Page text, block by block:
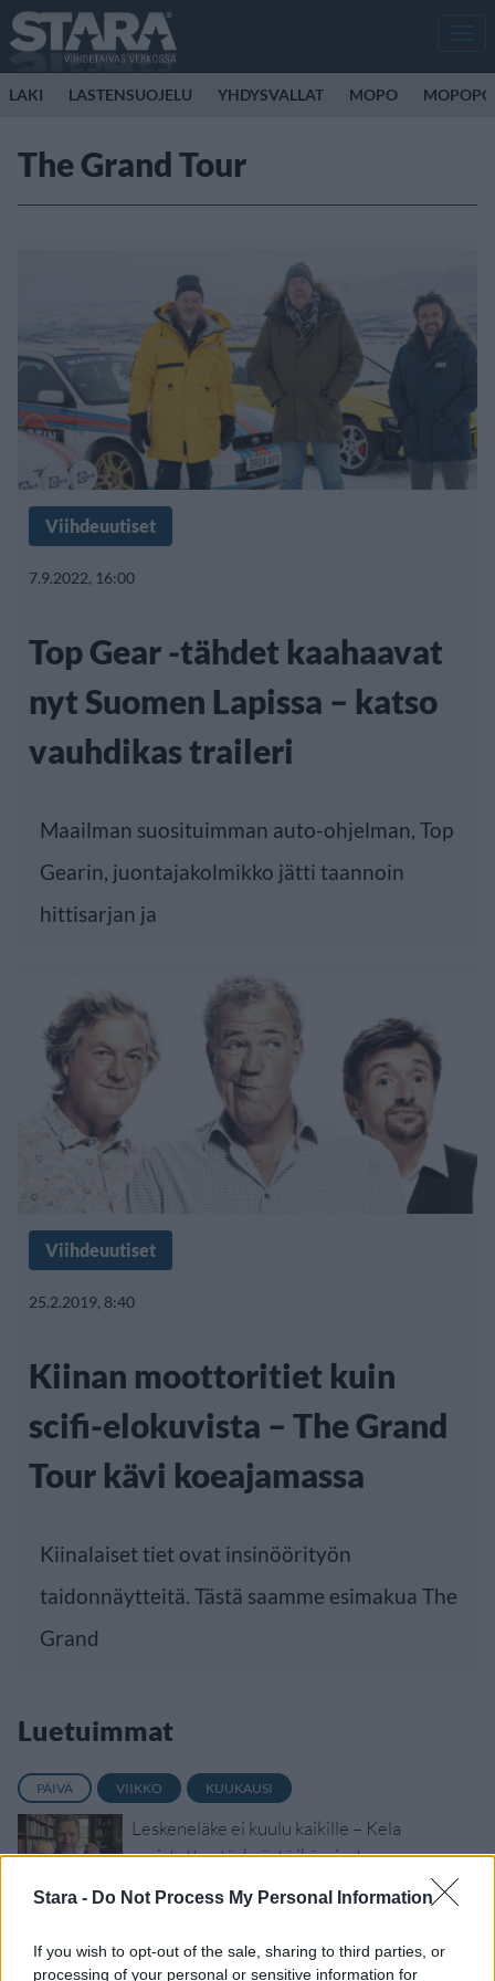
Stara - Do Not Process My Personal Information
If you wish to opt-out of the sale, sharing to third parties, or
processing of your personal or sensitive information for
LAKI LASTENSUOJELU YHDYSVALLAT MOPO
The Grand Tour
Viihdeuutiset
7.9.2022, 16:00
Top Gear -tähdet kaahaavat
nyt Suomen Lapissa – katso
vauhdikas traileri
Maailman suosituimman auto-ohjelman, Top
Gearin, juontajakolmikko jätti taannoin
hittisarjan ja
Viihdeuutiset
25.2.2019, 8:40
Kiinan moottoritiet kuin
scifi-elokuvista – The Grand
Tour kävi koeajamassa
Kiinalaiset tiet ovat insinöörityön
taidonnäytteitä. Tästä saamme esimakua The
Grand
Luetuimmat
PÄIVÄ VIIKKO KUUKAUSI
Leskeneläke ei kuulu kaikille – Kela
muistuttaa tärkeästä ikärajasta
Sääennuste ulottuu nyt marraskuulle – tältä
Finnairin lennoista osan lentää jatkossa